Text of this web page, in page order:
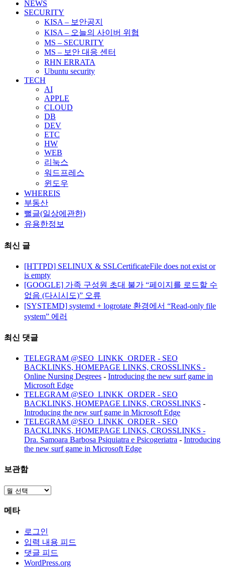
NEWS
SECURITY
KISA – 보안공지
KISA – 오늘의 사이버 위협
MS – SECURITY
MS – 보안 대응 센터
RHN ERRATA
Ubuntu security
TECH
AI
APPLE
CLOUD
DB
DEV
ETC
HW
WEB
리눅스
워드프레스
윈도우
WHEREIS
부동산
뻘글(일상에관한)
유용한정보
최신 글
[HTTPD] SELINUX & SSLCertificateFile does not exist or
is empty
[GOOGLE] 가족 구성원 초대 불가 “페이지를 로드할 수
없음 (다시시도)” 오류
[SYSTEMD] systemd + logrotate 환경에서 “Read-only file
system” 에러
최신 댓글
TELEGRAM @SEO_LINKK_ORDER - SEO
BACKLINKS, HOMEPAGE LINKS, CROSSLINKS -
Online Nursing Degrees - Introducing the new surf game in
Microsoft Edge
TELEGRAM @SEO_LINKK_ORDER - SEO
BACKLINKS, HOMEPAGE LINKS, CROSSLINKS -
Introducing the new surf game in Microsoft Edge
TELEGRAM @SEO_LINKK_ORDER - SEO
BACKLINKS, HOMEPAGE LINKS, CROSSLINKS -
Dra. Samoara Barbosa Psiquiatra e Psicogeriatra - Introducing
the new surf game in Microsoft Edge
보관함
보
함
메타
로그인
입력 내용 피드
댓글 피드
WordPress.org